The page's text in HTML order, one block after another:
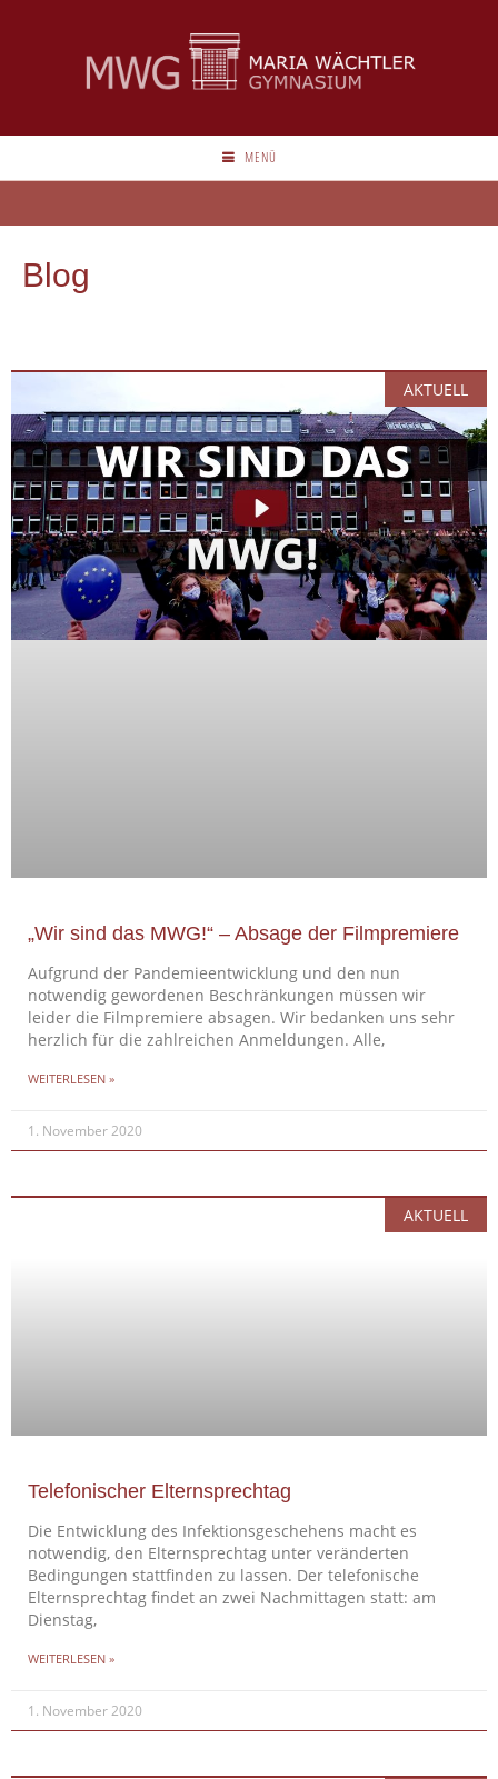
MENÜ
Blog
AKTUELL
„Wir sind das MWG!“ – Absage der Filmpremiere
Aufgrund der Pandemieentwicklung und den nun
notwendig gewordenen Beschränkungen müssen wir
leider die Filmpremiere absagen. Wir bedanken uns sehr
herzlich für die zahlreichen Anmeldungen. Alle,
WEITERLESEN »
1. November 2020
AKTUELL
Telefonischer Elternsprechtag
Die Entwicklung des Infektionsgeschehens macht es
notwendig, den Elternsprechtag unter veränderten
Bedingungen stattfinden zu lassen. Der telefonische
Elternsprechtag findet an zwei Nachmittagen statt: am
Dienstag,
WEITERLESEN »
1. November 2020